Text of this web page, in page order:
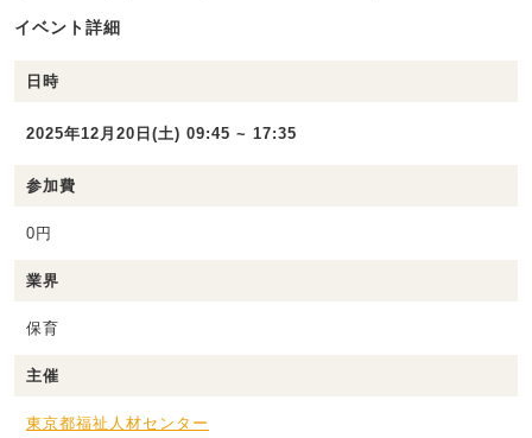
イベント詳細
日時
2025年12月20日(土) 09:45 ~ 17:35
参加費
0円
業界
保育
主催
東京都福祉人材センター